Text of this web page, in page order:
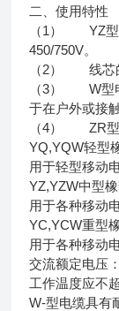
二、使用特性
（1） YZ型
450/750V。
（2） 线芯
（3） W型
于在户外或接
（4） ZR型
YQ,YQW轻型
用于轻型移动
YZ,YZW中型
用于各种移动
YC,YCW重型
用于各种移动
交流额定电压
工作温度应不
W-型电缆具有